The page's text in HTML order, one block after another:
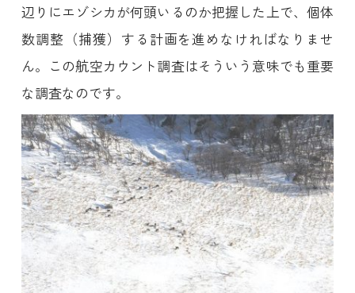
辺りにエゾシカが何頭いるのか把握した上で、個体
数調整（捕獲）する計画を進めなければなりませ
ん。この航空カウント調査はそういう意味でも重要
な調査なのです。